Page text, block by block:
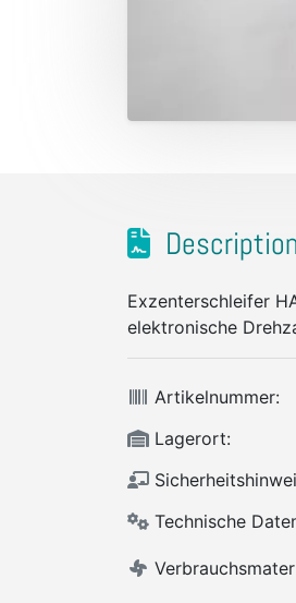
Description
Exzenterschleifer
elektronische
Artikelnummer:
Lagerort:
Technische